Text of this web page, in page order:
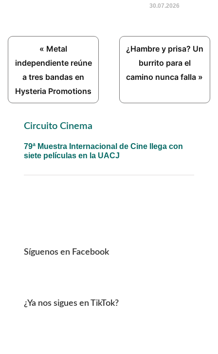
30.07.2026
Previous
Post:
« Metal
independiente reúne
a tres bandas en
Hysteria Promotions
Next
Post:
¿Hambre y prisa? Un
burrito para el
camino nunca falla »
Primary
Circuito Cinema
79ª Muestra Internacional de Cine llega con
siete películas en la UACJ
Síguenos en Facebook
¿Ya nos sigues en TikTok?